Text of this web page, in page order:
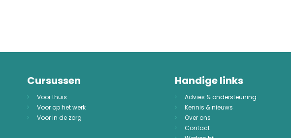
Cursussen
Voor thuis
Voor op het werk
Voor in de zorg
Handige links
Advies & ondersteuning
Kennis & nieuws
Over ons
Contact